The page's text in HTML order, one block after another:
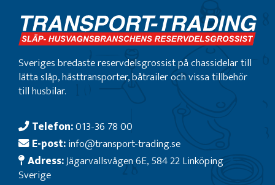
Sveriges bredaste reservdelsgrossist på chassidelar till
lätta släp, hästtransporter, båtrailer och vissa tillbehör
till husbilar.
Telefon:013-36 78 00
E-post:info@transport-trading.se
Adress:Jägarvallsvägen 6E, 584 22 Linköping
Sverige